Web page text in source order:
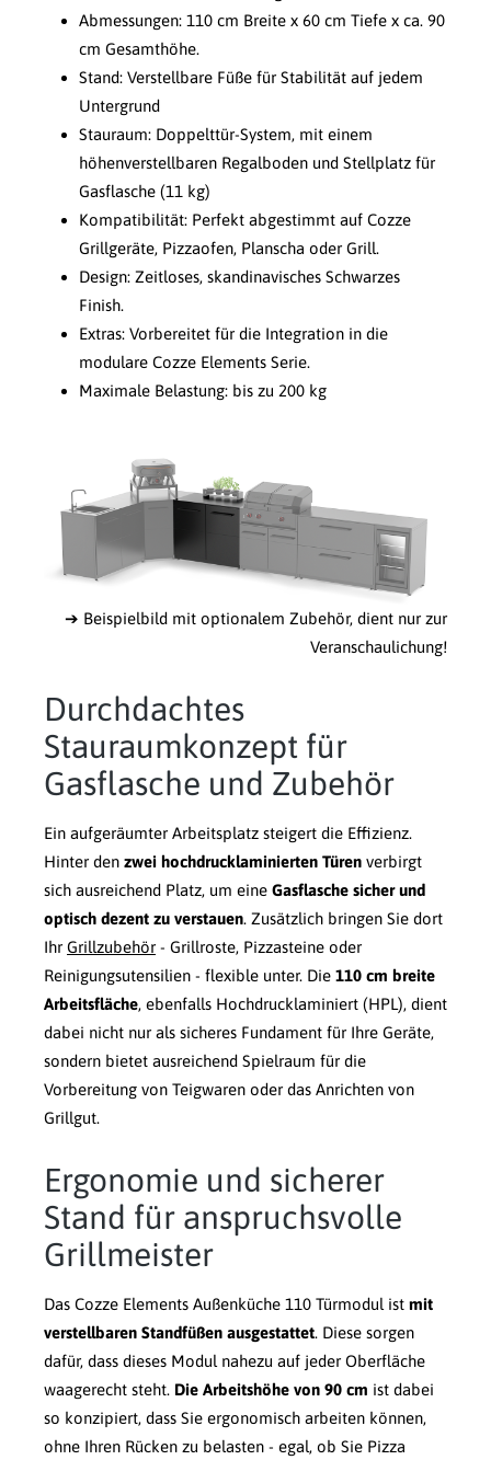
Abmessungen: 110 cm Breite x 60 cm Tiefe x ca. 90
cm Gesamthöhe.
Stand: Verstellbare Füße für Stabilität auf jedem
Untergrund
Stauraum: Doppelttür-System, mit einem
höhenverstellbaren Regalboden und Stellplatz für
Gasflasche (11 kg)
Kompatibilität: Perfekt abgestimmt auf Cozze
Grillgeräte, Pizzaofen, Planscha oder Grill.
Design: Zeitloses, skandinavisches Schwarzes
Finish.
Extras: Vorbereitet für die Integration in die
modulare Cozze Elements Serie.
Maximale Belastung: bis zu 200 kg
➔ Beispielbild mit optionalem Zubehör, dient nur zur
Veranschaulichung!
Durchdachtes
Stauraumkonzept für
Gasflasche und Zubehör
Ein aufgeräumter Arbeitsplatz steigert die Effizienz.
Hinter den zwei hochdrucklaminierten Türen verbirgt
sich ausreichend Platz, um eine Gasflasche sicher und
optisch dezent zu verstauen. Zusätzlich bringen Sie dort
Ihr Grillzubehör - Grillroste, Pizzasteine oder
Reinigungsutensilien - flexible unter. Die 110 cm breite
Arbeitsfläche, ebenfalls Hochdrucklaminiert (HPL), dient
dabei nicht nur als sicheres Fundament für Ihre Geräte,
sondern bietet ausreichend Spielraum für die
Vorbereitung von Teigwaren oder das Anrichten von
Grillgut.
Ergonomie und sicherer
Stand für anspruchsvolle
Grillmeister
Das Cozze Elements Außenküche 110 Türmodul ist mit
verstellbaren Standfüßen ausgestattet. Diese sorgen
dafür, dass dieses Modul nahezu auf jeder Oberfläche
waagerecht steht. Die Arbeitshöhe von 90 cm ist dabei
so konzipiert, dass Sie ergonomisch arbeiten können,
ohne Ihren Rücken zu belasten - egal, ob Sie Pizza